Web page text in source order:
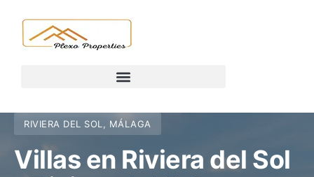
RIVIERA DEL SOL, MÁLAGA
Villas en Riviera del Sol